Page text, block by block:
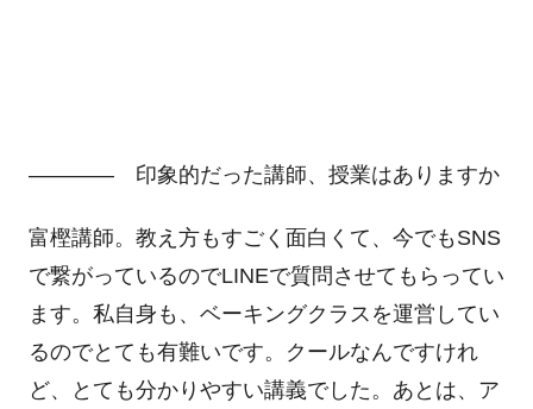
―――― 印象的だった講師、授業はありますか
富樫講師。教え方もすごく面白くて、今でもSNS
で繋がっているのでLINEで質問させてもらってい
ます。私自身も、ベーキングクラスを運営してい
るのでとても有難いです。クールなんですけれ
ど、とても分かりやすい講義でした。あとは、ア